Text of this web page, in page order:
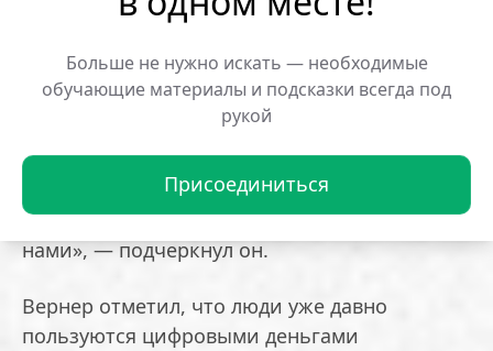
Больше не нужно искать — необходимые
обучающие материалы и подсказки всегда под
рукой
Присоединиться
— блокировать платежи за «нежелательные»
— отслеживать передвижения людей.
«Это настоящая мечта тоталитарного
диктатора. Речь идет о жестко
централизованных структурах, созданных не
для эффективности, а для контроля над
нами», — подчеркнул он.
Вернер отметил, что люди уже давно
пользуются цифровыми деньгами